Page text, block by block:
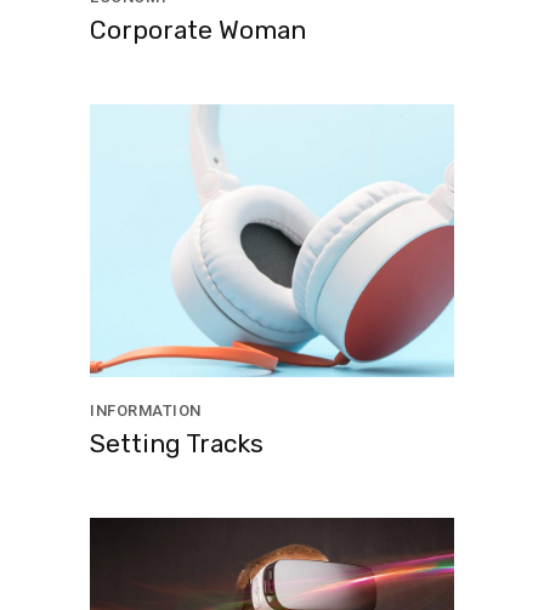
Corporate Woman
INFORMATION
Setting Tracks